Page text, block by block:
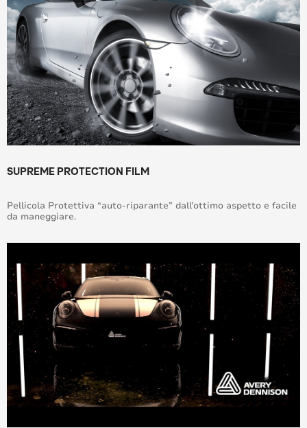
SUPREME PROTECTION FILM
Pellicola Protettiva “auto-riparante” dall’ottimo aspetto e facile
da maneggiare.